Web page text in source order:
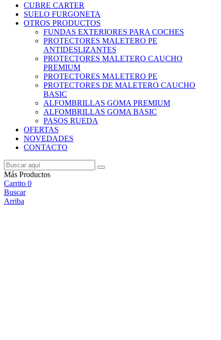
CUBRE CARTER
SUELO FURGONETA
OTROS PRODUCTOS
FUNDAS EXTERIORES PARA COCHES
PROTECTORES MALETERO PE
ANTIDESLIZANTES
PROTECTORES MALETERO CAUCHO
PREMIUM
PROTECTORES MALETERO PE
PROTECTORES DE MALETERO CAUCHO
BASIC
ALFOMBRILLAS GOMA PREMIUM
ALFOMBRILLAS GOMA BASIC
PASOS RUEDA
OFERTAS
NOVEDADES
CONTACTO
Más Productos
Carrito 0
Buscar
Arriba